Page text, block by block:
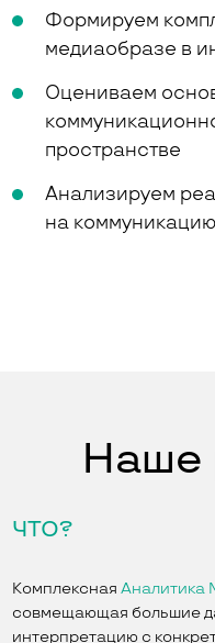
Формируем
медиаобразе в
Оцениваем
пространстве
Анализируем
на
Наше
ЧТО?
Комплексная Аналитика
совмещающая большие
интерпретацию с